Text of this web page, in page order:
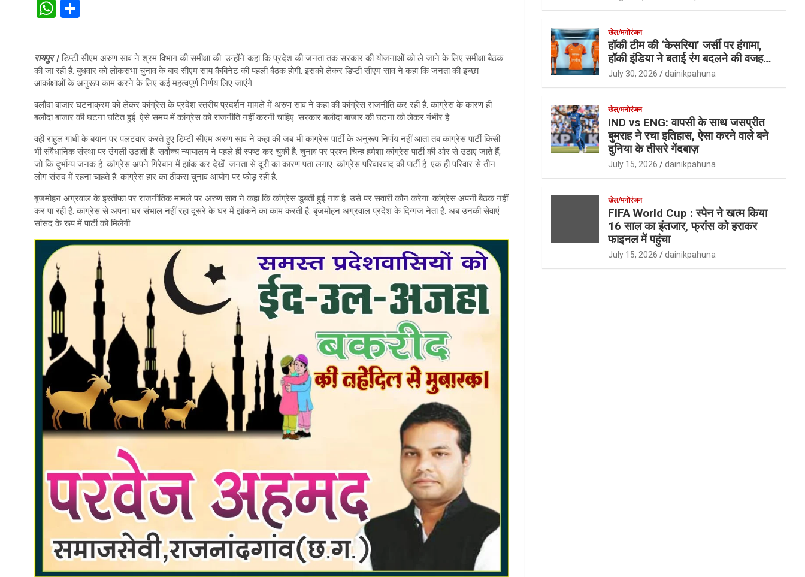
W
s
A
p
p
e
रायपुर। डिप्टी सीएम अरुण साव ने ​श्रम विभाग की समीक्षा की. उन्होंने कहा कि प्रदेश की जनता तक सरकार की योजनाओं को ले जाने के लिए समीक्षा बैठक
की जा रही है. बुधवार को लोकसभा चुनाव के बाद सीएम साय कैबिनेट की पहली बैठक होगी. इसको लेकर डिप्टी सीएम साव ने कहा​ कि जनता की इच्छा
आकांक्षाओं के अनुरूप काम करने के लिए कई महत्वपूर्ण निर्णय लिए जाएंगे.
बलौदा बाजार घटनाक्रम को लेकर कांग्रेस के प्रदेश स्तरीय प्रदर्शन मामले में अरुण साव ने कहा की कांग्रेस राजनीति कर रही है. कांग्रेस के कारण ही
बलौदा बाजार की घटना घटित हुई. ऐसे समय में कांग्रेस को राजनीति नहीं करनी चाहिए. सरकार बलौदा बाजार की घटना को लेकर गंभीर है.
वही राहुल गांधी के बयान पर पलटवार करते हुए डिप्टी सीएम अरुण साव ने कहा की जब भी कांग्रेस पार्टी के अनुरूप निर्णय नहीं आता तब कांग्रेस पार्टी किसी
भी संवैधानिक संस्था पर उंगली उठाती है. सर्वोच्च न्यायालय ने पहले ही स्पष्ट कर चुकी है. चुनाव पर प्रश्न चिन्ह हमेशा कांग्रेस पार्टी की ओर से उठाए जाते हैं,
जो कि दुर्भाग्य जनक है. कांग्रेस अपने गिरेबान में झांक कर देखें. जनता से दूरी का कारण पता लगाए. कांग्रेस परिवारवाद की पार्टी है. एक ही परिवार से तीन
लोग संसद में रहना चाहते हैं. कांग्रेस हार का ठीकरा चुनाव आयोग पर फोड़ रही है.
बृजमोहन अग्रवाल के इस्तीफा पर राजनीतिक मामले पर अरुण साव ने कहा कि कांग्रेस डूबती हुई नाव है. उसे पर सवारी कौन करेगा. कांग्रेस अपनी बैठक नहीं
कर पा रही है. कांग्रेस से अपना घर संभाल नहीं रहा दूसरे के घर में झांकने का काम करती है. बृजमोहन अग्रवाल प्रदेश के दिग्गज नेता है. अब उनकी सेवाएं
सांसद के रूप में पार्टी को मिलेगी.
खेल/मनोरंजन
हॉकी टीम की ‘केसरिया’ जर्सी पर हंगामा,
हॉकी इंडिया ने बताई रंग बदलने की वजह…
July 30, 2026 dainikpahuna
खेल/मनोरंजन
IND vs ENG: वापसी के साथ जसप्रीत
बुमराह ने रचा इतिहास, ऐसा करने वाले बने
दुनिया के तीसरे गेंदबाज़
July 15, 2026 dainikpahuna
खेल/मनोरंजन
FIFA World Cup : स्पेन ने खत्म किया
16 साल का इंतजार, फ्रांस को हराकर
फाइनल में पहुंचा
July 15, 2026 dainikpahuna